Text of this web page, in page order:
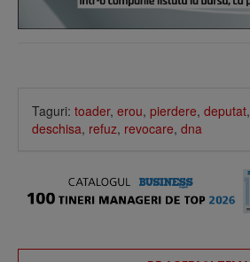
Taguri: toader, erou, pierdere, deputat,
deschisa, refuz, revocare, dna